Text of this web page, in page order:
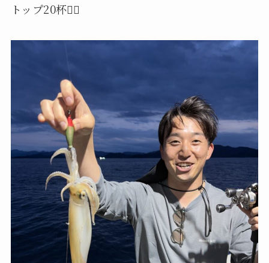
トップ20杯😵‍💫